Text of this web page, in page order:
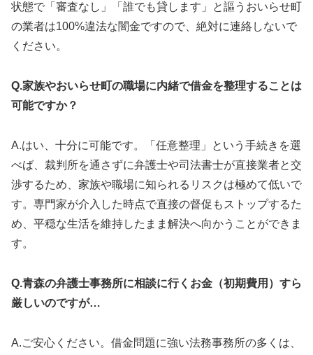
状態で「審査なし」「誰でも貸します」と謳うおいらせ町
の業者は100%違法な闇金ですので、絶対に連絡しないで
ください。
Q.家族やおいらせ町の職場に内緒で借金を整理することは
可能ですか？
A.はい、十分に可能です。「任意整理」という手続きを選
べば、裁判所を通さずに弁護士や司法書士が直接業者と交
渉するため、家族や職場に知られるリスクは極めて低いで
す。専門家が介入した時点で直接の督促もストップするた
め、平穏な生活を維持したまま解決へ向かうことができま
す。
Q.青森の弁護士事務所に相談に行くお金（初期費用）すら
厳しいのですが…
A.ご安心ください。借金問題に強い法務事務所の多くは、